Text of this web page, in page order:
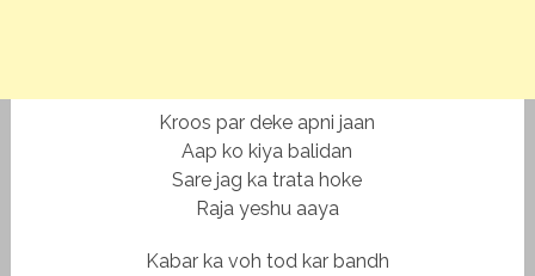
Kroos par deke apni jaan
Aap ko kiya balidan
Sare jag ka trata hoke
Raja yeshu aaya
Kabar ka voh tod kar bandh